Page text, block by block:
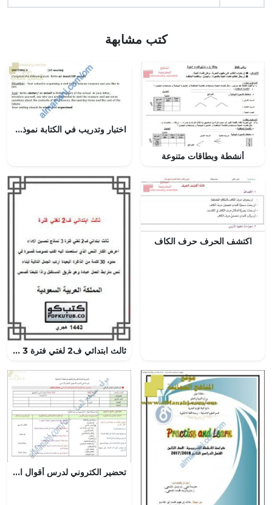
كتب مشابهة
أنشطة وبطاقات متنوعة
اختبار وتدريب في الكتابة نموذج ثان (لغة انجليزية) العاشر
اكتشف الحرف حرف الكاف
ثالث ابتدائي ف2 لغتي فترة 3 نماذج تحسين الاداء – المنهاج السعودي
تحضير الكتروني لدرس أقوال الصلاة (تربية اسلامية) الخامس